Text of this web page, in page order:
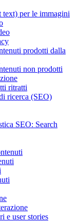
text) per le immagini
prodotti dalla
non prodotti
ritratti
ricerca (SEO)
SEO: Search
e user stories